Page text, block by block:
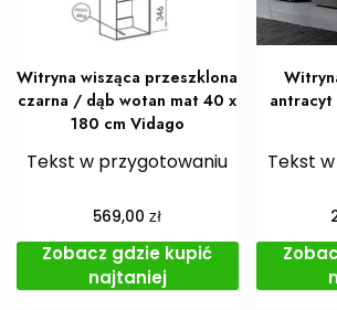
Witryna wisząca przeszklona
czarna / dąb wotan mat 40 x
180 cm Vidago
Tekst w przygotowaniu
569,00zł
Zobacz gdzie kupić
najtaniej
antracyt
Tekst